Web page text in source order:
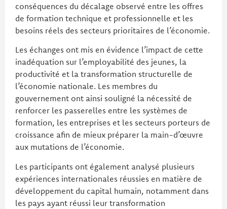
conséquences du décalage observé entre les offres
de formation technique et professionnelle et les
besoins réels des secteurs prioritaires de l’économie.
Les échanges ont mis en évidence l’impact de cette
inadéquation sur l’employabilité des jeunes, la
productivité et la transformation structurelle de
l’économie nationale. Les membres du
gouvernement ont ainsi souligné la nécessité de
renforcer les passerelles entre les systèmes de
formation, les entreprises et les secteurs porteurs de
croissance afin de mieux préparer la main-d’œuvre
aux mutations de l’économie.
Les participants ont également analysé plusieurs
expériences internationales réussies en matière de
développement du capital humain, notamment dans
les pays ayant réussi leur transformation